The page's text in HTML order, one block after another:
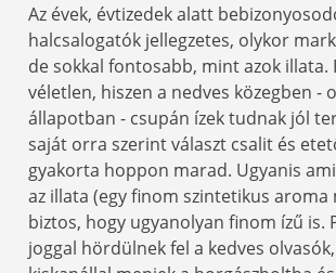
Az évek, évtizedek alatt
halcsalogatók jellegzetes, olykor
de sokkal fontosabb, mint azok illata.
véletlen, hiszen a nedves közegben -
állapotban - csupán ízek tudnak jól
saját orra szerint választ csalit és
gyakorta hoppon marad. Ugyanis
az illata (egy finom szintetikus aroma
biztos, hogy ugyanolyan finom ízű is.
joggal hördülnek fel a kedves